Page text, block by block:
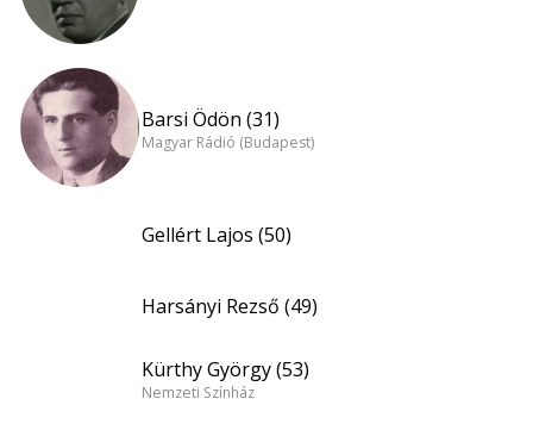
Barsi Ödön (31)
Magyar Rádió (Budapest)
Gellért Lajos (50)
Harsányi Rezső (49)
Kürthy György (53)
Nemzeti Színház